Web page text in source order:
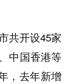
共开设45家
中国香港等
，去年新增